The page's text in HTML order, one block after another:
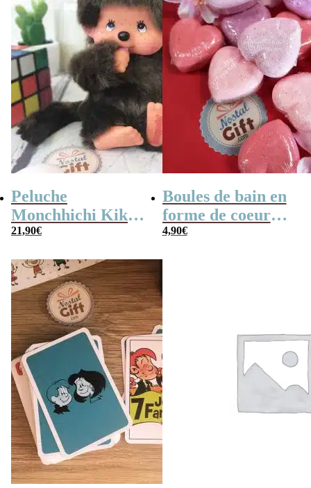
Peluche
Monchhichi Kiki
l’original (20 cm)
21,90€
Boules de bain en
forme de coeur
x10
4,90€